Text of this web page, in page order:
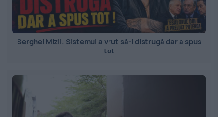
Serghei Mizil. Sistemul a vrut să-l distrugă dar a spus
tot